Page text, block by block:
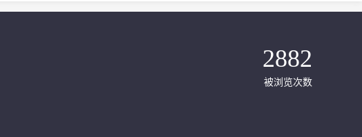
2882
被浏览次数